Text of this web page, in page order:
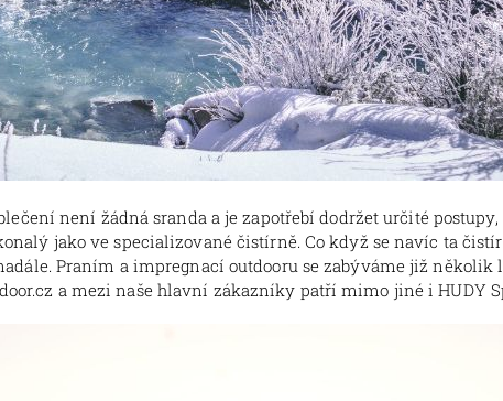
není žádná sranda a je zapotřebí dodržet určité
jako ve specializované čistírně. Co když se navíc ta
Praním a impregnací outdooru se zabýváme již
a mezi naše hlavní zákazníky patří mimo jiné i HUDY